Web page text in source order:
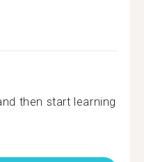
then start learning